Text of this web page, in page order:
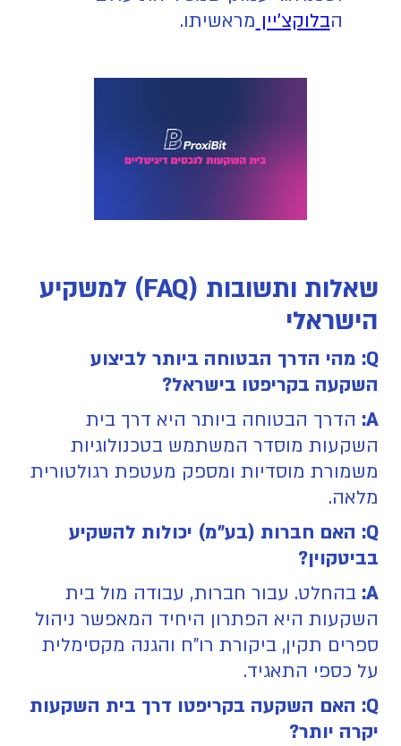
הבלוקצ'יין מראשיתו.
שאלות ותשובות (FAQ) למשקיע
הישראלי
Q: מהי הדרך הבטוחה ביותר לביצוע
השקעה בקריפטו בישראל?
A: הדרך הבטוחה ביותר היא דרך בית
השקעות מוסדר המשתמש בטכנולוגיות
משמורת מוסדיות ומספק מעטפת רגולטורית
מלאה.
Q: האם חברות (בע"מ) יכולות להשקיע
בביטקוין?
A: בהחלט. עבור חברות, עבודה מול בית
השקעות היא הפתרון היחיד המאפשר ניהול
ספרים תקין, ביקורת רו"ח והגנה מקסימלית
על כספי התאגיד.
Q: האם השקעה בקריפטו דרך בית השקעות
יקרה יותר?